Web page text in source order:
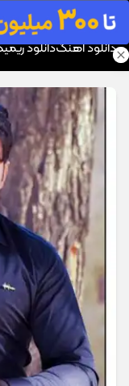
موزیک تار
دانلود آهنگدانلود